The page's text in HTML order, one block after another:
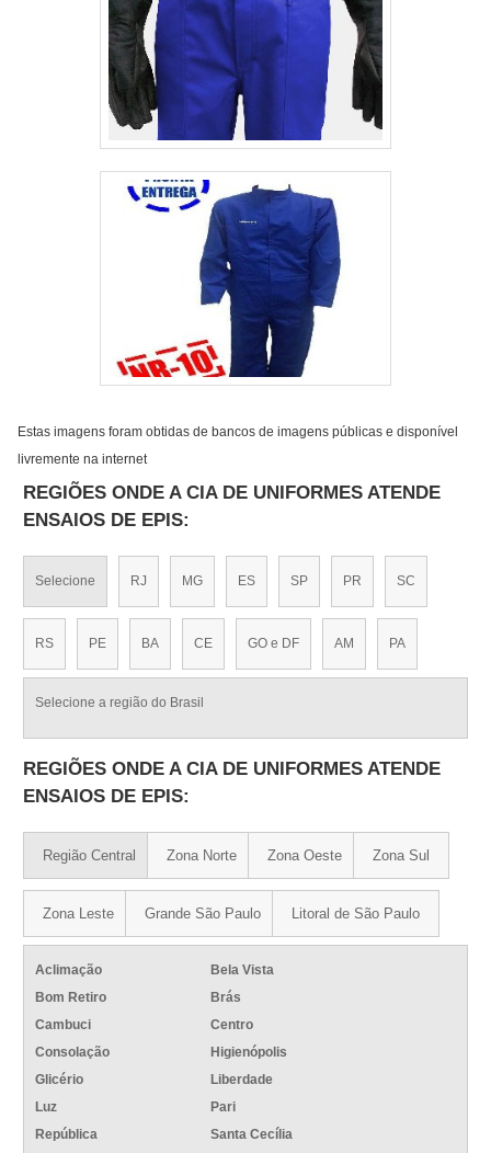
Estas imagens foram obtidas de bancos de imagens públicas e disponível
livremente na internet
REGIÕES ONDE A CIA DE UNIFORMES ATENDE
ENSAIOS DE EPIS:
Selecione RJ MG ES SP PR SC
RS PE BA CE GO e DF AM PA
Selecione a região do Brasil
REGIÕES ONDE A CIA DE UNIFORMES ATENDE
ENSAIOS DE EPIS:
Região Central Zona Norte Zona Oeste Zona Sul
Zona Leste Grande São Paulo Litoral de São Paulo
Aclimação
Bela Vista
Bom Retiro
Brás
Cambuci
Centro
Consolação
Higienópolis
Glicério
Liberdade
Luz
Pari
República
Santa Cecília